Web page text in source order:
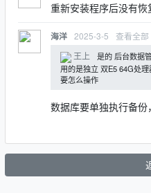
重新安装程序后没有恢
海洋 2025-3-5 查看全部
王上
是的 后台数据
用的是独立 双E5 64G处
要怎么操作
数据库要单独执行备